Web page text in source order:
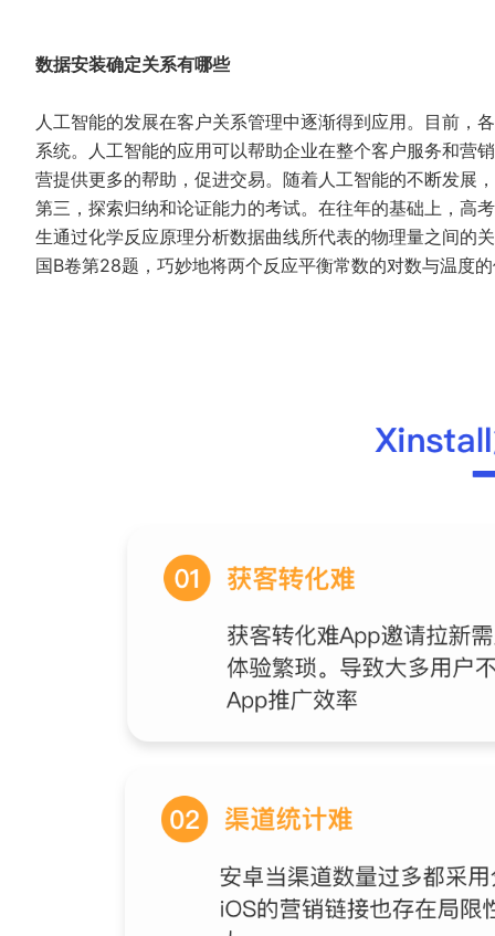
数据安装确定关系有哪些
人工智能的发展在客户关系管理中逐渐得到应用。目前，
系统。人工智能的应用可以帮助企业在整个客户服务和营
营提供更多的帮助，促进交易。随着人工智能的不断发展
第三，探索归纳和论证能力的考试。在往年的基础上，高
生通过化学反应原理分析数据曲线所代表的物理量之间的
国B卷第28题，巧妙地将两个反应平衡常数的对数与温度